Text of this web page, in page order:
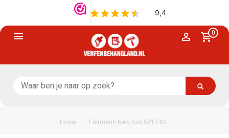
0
Home Erismann New Brix 5817-02